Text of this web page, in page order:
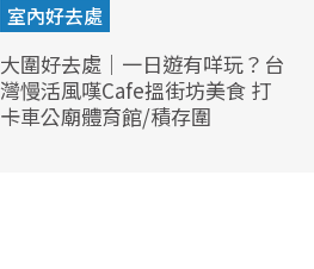
室內好去處
大圍好去處｜一日遊有咩玩？台
灣慢活風嘆Cafe搵街坊美食 打
卡車公廟體育館/積存圍